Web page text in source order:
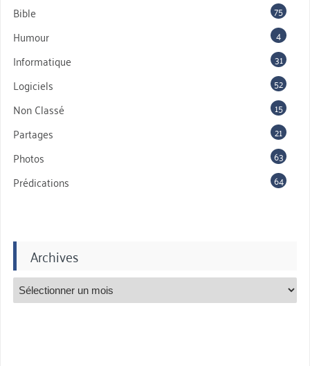
Bible 75
Humour 4
Informatique 31
Logiciels 52
Non Classé 15
Partages 21
Photos 63
Prédications 64
Archives